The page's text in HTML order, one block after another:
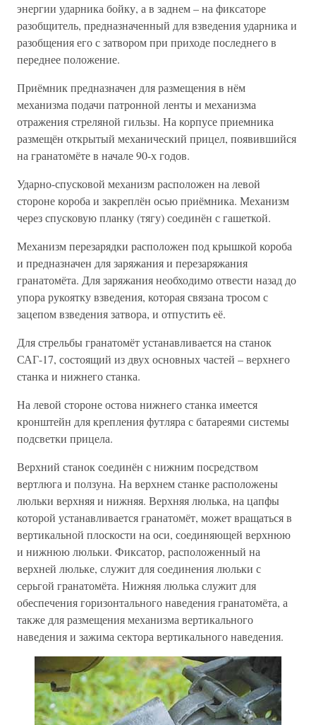
энергии ударника бойку, а в заднем – на фиксаторе
разобщитель, предназначенный для взведения ударника и
разобщения его с затвором при приходе последнего в
переднее положение.
Приёмник предназначен для размещения в нём
механизма подачи патронной ленты и механизма
отражения стреляной гильзы. На корпусе приемника
размещён открытый механический прицел, появившийся
на гранатомёте в начале 90-х годов.
Ударно-спусковой механизм расположен на левой
стороне короба и закреплён осью приёмника. Механизм
через спусковую планку (тягу) соединён с гашеткой.
Механизм перезарядки расположен под крышкой короба
и предназначен для заряжания и перезаряжания
гранатомёта. Для заряжания необходимо отвести назад до
упора рукоятку взведения, которая связана тросом с
зацепом взведения затвора, и отпустить её.
Для стрельбы гранатомёт устанавливается на станок
САГ-17, состоящий из двух основных частей – верхнего
станка и нижнего станка.
На левой стороне остова нижнего станка имеется
кронштейн для крепления футляра с батареями системы
подсветки прицела.
Верхний станок соединён с нижним посредством
вертлюга и ползуна. На верхнем станке расположены
люльки верхняя и нижняя. Верхняя люлька, на цапфы
которой устанавливается гранатомёт, может вращаться в
вертикальной плоскости на оси, соединяющей верхнюю
и нижнюю люльки. Фиксатор, расположенный на
верхней люльке, служит для соединения люльки с
серьгой гранатомёта. Нижняя люлька служит для
обеспечения горизонтального наведения гранатомёта, а
также для размещения механизма вертикального
наведения и зажима сектора вертикального наведения.